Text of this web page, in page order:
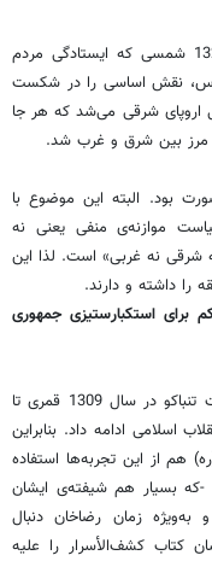
در سال 1945 و 1946میلادی، یعنی 1325 و 1326 شمسی که ایستادگی مردم
روس، نقش اساسی را در شکست
اروپای شرقی می‌شد که هر جا
مرز بین شرق و غرب شد.
بود. البته این موضوع با
موازنه‌ی منفی یعنی نه
نه غربی» است. لذا این
را داشته و دارند.
برای استکبارستیزی جمهوری
این حالت انقلابی سیر تکاملی خودش را از نهضت تنباکو در سال 1309 قمری تا
ادامه داد. بنابراین
هم از این تجربه‌ها استفاده
که بسیار هم شیفته‌ی ایشان
به‌ویژه زمان رضاخان دنبال
کتاب کشف‌‌الأسرار را علیه